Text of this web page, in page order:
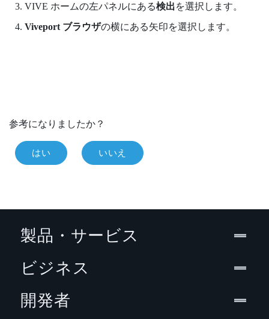
VIVE ホームの左パネルにある検出を選択します。
Viveport ブラウザの横にある矢印を選択します。
参考になりましたか？
はい いいえ
製品・サービス
ビジネス
開発者